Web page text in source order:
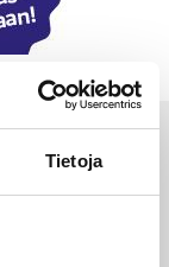
Tietoja